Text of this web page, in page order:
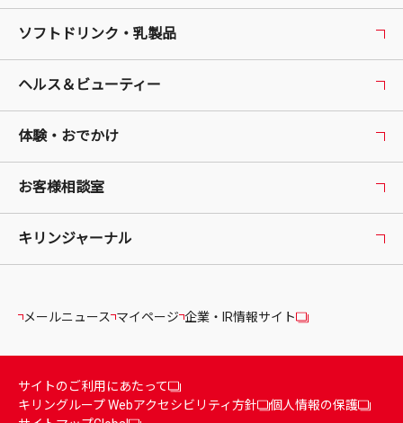
ソフトドリンク・乳製品
ヘルス＆ビューティー
体験・おでかけ
お客様相談室
キリンジャーナル
メールニュース マイページ 企業・IR情報サイト
サイトのご利用にあたって
キリングループ Webアクセシビリティ方針
個人情報の保護